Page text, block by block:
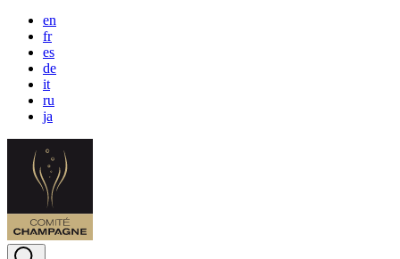
en
fr
es
de
it
ru
ja